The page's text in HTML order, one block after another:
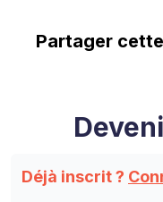
Partager cette
Déjà inscrit ?